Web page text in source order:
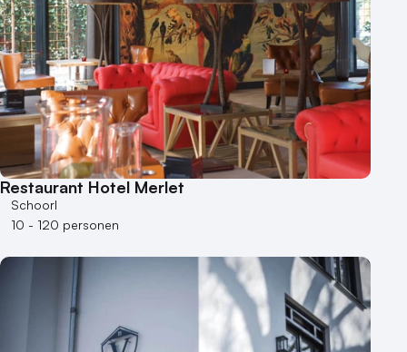
Restaurant Hotel Merlet
Schoorl
10 - 120 personen